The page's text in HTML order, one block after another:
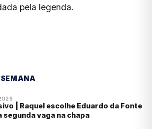
pela legenda.
| Raquel escolhe Eduardo da Fonte
segunda vaga na chapa